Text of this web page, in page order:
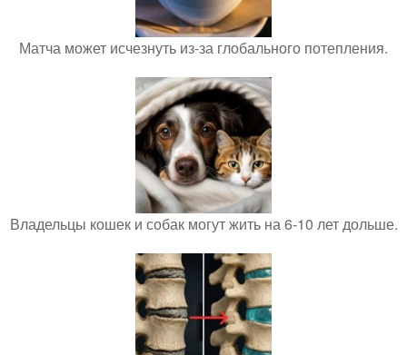
Матча может исчезнуть из-за глобального потепления.
Владельцы кошек и собак могут жить на 6-10 лет дольше.